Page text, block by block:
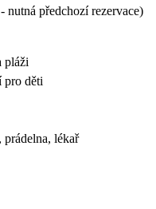
nutná předchozí rezervace)
pláži
pro děti
lékař